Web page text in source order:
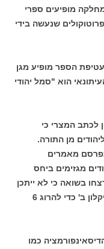
מופיעים ספרי
שנעשה בידי
עטיפת הספר מופיע מגן
הוא "סמל יהודי
לכתב המצרי כי
מן התורה.
מאמרים
מגזימים ביחס
בשואה כי לא ייתכן
שלגרמנים היתה כמות כה גדולה של גז ציקלון ב' כדי להרוג 6
כמו